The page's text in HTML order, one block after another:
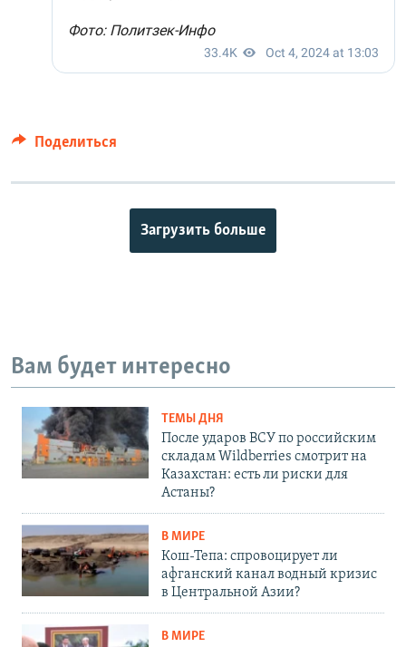
Поделиться
Загрузить больше
Вам будет интересно
ТЕМЫ ДНЯ
После ударов ВСУ по российским
складам Wildberries смотрит на
Казахстан: есть ли риски для
Астаны?
В МИРЕ
Кош-Тепа: спровоцирует ли
афганский канал водный кризис
в Центральной Азии?
В МИРЕ